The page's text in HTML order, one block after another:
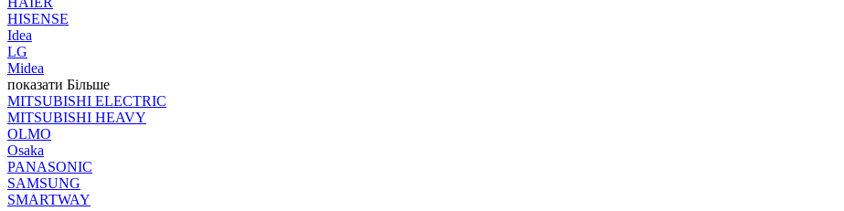
HISENSE
Idea
LG
Midea
показати Більше
MITSUBISHI ELECTRIC
MITSUBISHI HEAVY
OLMO
Osaka
PANASONIC
SAMSUNG
SMARTWAY